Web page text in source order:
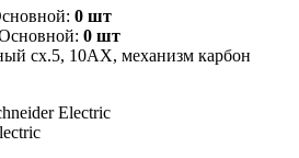
0 шт
0 шт
сх.5, 10АХ, механизм карбон
Electric